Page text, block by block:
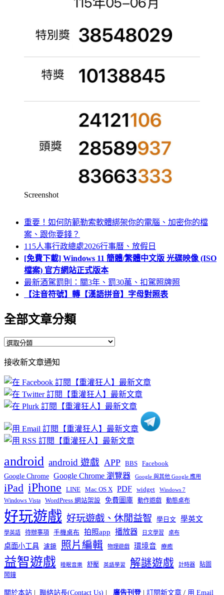
Screenshot
重要！如何防範勒索軟體綁架你的電腦、加密你的檔
案、跟你要錢？
115人事行政總處2026行事曆、放假日
[免費下載] Windows 11 簡體/繁體中文版 光碟映像 (ISO
檔案) 官方網站正式版本
最新酒駕罰則：關3年、罰30萬、扣駕照牌照
【注音符號】轉【漢語拼音】字母對照表
全部文章分類
全
文
章
分
類
接收新文章通知
android android 遊戲 APP BBS Facebook
Google Chrome Google Chrome 瀏覽器 Google 與其他 Google 應用
iPad iPhone LINE Mac OS X PDF widget Windows 7
Windows Vista WordPress 網站架設 免費圖庫 動作遊戲 動態桌布
好玩遊戲 好玩遊戲、休閒益智 學日文 學英文
學英語 待辦事項 手機桌布 拍照app 播放器 日文學習 桌布
桌面小工具 濾鏡 照片編輯 物理遊戲 環境音 療癒
益智遊戲 睡眠音樂 舒壓 英語學習 解謎遊戲 計時器
貼圖
鬧鐘
關於本站 | 聯絡站長(Contact Us) | 廣告刊登| 訂閱新文章 / 用 Email